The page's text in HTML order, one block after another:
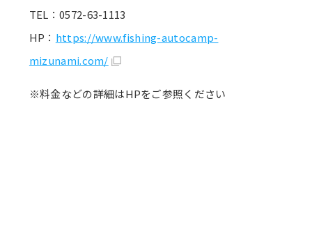
TEL：0572-63-1113
HP： https://www.fishing-autocamp-
mizunami.com/
※料金などの詳細はHPをご参照ください